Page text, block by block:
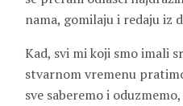
nama, gomilaju i redaju iz
Kad, svi mi koji smo imali
stvarnom vremenu
sve saberemo i